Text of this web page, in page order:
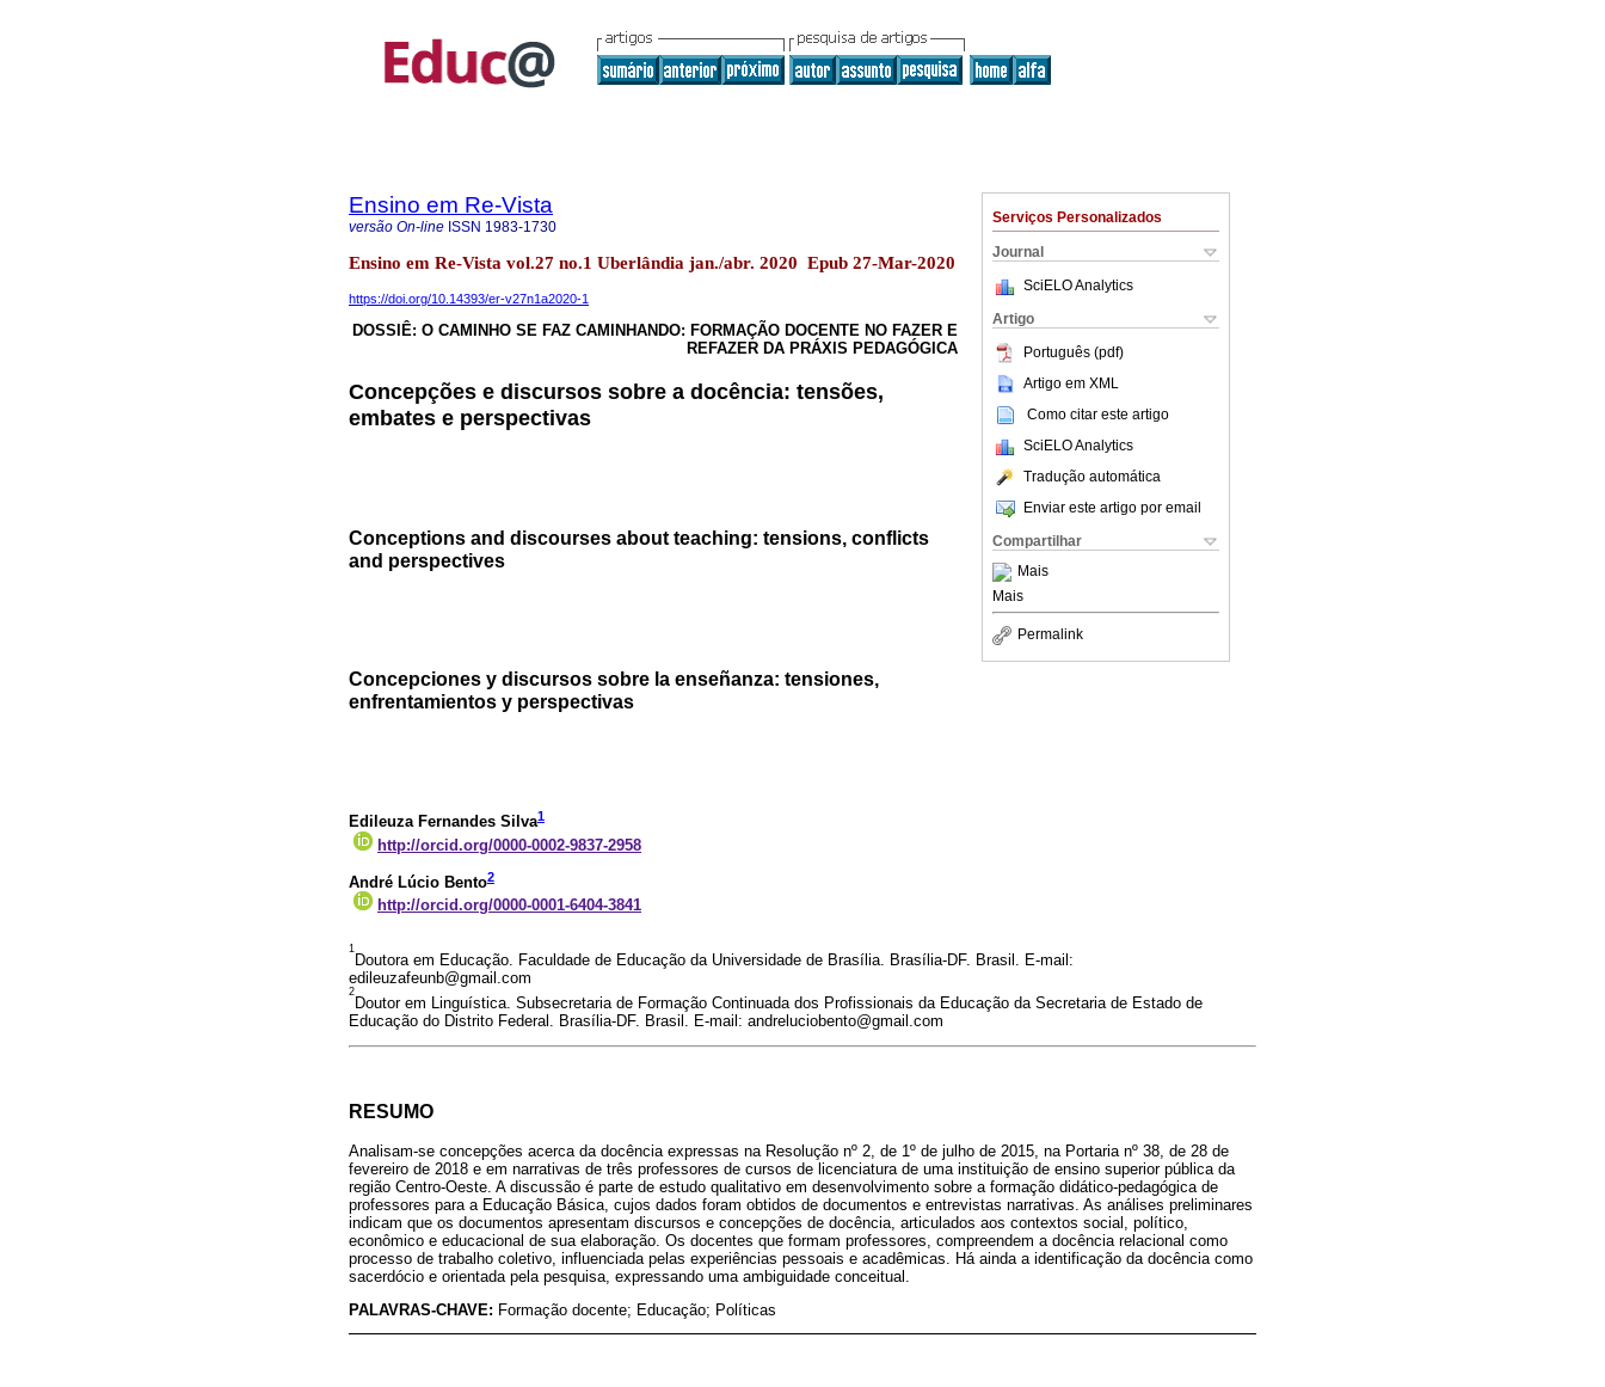
Serviços Personalizados
Journal
SciELO Analytics
Artigo
Português (pdf)
Artigo em XML
Como citar este artigo
SciELO Analytics
Tradução automática
Enviar este artigo por email
Compartilhar
Mais
Mais
Permalink
Ensino em Re-Vista
versão On-line ISSN 1983-1730
Ensino em Re-Vista vol.27 no.1 Uberlândia jan./abr. 2020 Epub 27-Mar-2020
https://doi.org/10.14393/er-v27n1a2020-1
DOSSIÊ: O CAMINHO SE FAZ CAMINHANDO: FORMAÇÃO DOCENTE NO FAZER E
REFAZER DA PRÁXIS PEDAGÓGICA
Concepções e discursos sobre a docência: tensões,
embates e perspectivas
Conceptions and discourses about teaching: tensions, conflicts
and perspectives
Concepciones y discursos sobre la enseñanza: tensiones,
enfrentamientos y perspectivas
Edileuza Fernandes Silva1
http://orcid.org/0000-0002-9837-2958
André Lúcio Bento2
http://orcid.org/0000-0001-6404-3841
1
Doutora em Educação. Faculdade de Educação da Universidade de Brasília. Brasília-DF. Brasil. E-mail:
edileuzafeunb@gmail.com
2
Doutor em Linguística. Subsecretaria de Formação Continuada dos Profissionais da Educação da Secretaria de Estado de
Educação do Distrito Federal. Brasília-DF. Brasil. E-mail: andreluciobento@gmail.com
RESUMO
Analisam-se concepções acerca da docência expressas na Resolução nº 2, de 1º de julho de 2015, na Portaria nº 38, de 28 de
fevereiro de 2018 e em narrativas de três professores de cursos de licenciatura de uma instituição de ensino superior pública da
região Centro-Oeste. A discussão é parte de estudo qualitativo em desenvolvimento sobre a formação didático-pedagógica de
professores para a Educação Básica, cujos dados foram obtidos de documentos e entrevistas narrativas. As análises preliminares
indicam que os documentos apresentam discursos e concepções de docência, articulados aos contextos social, político,
econômico e educacional de sua elaboração. Os docentes que formam professores, compreendem a docência relacional como
processo de trabalho coletivo, influenciada pelas experiências pessoais e acadêmicas. Há ainda a identificação da docência como
sacerdócio e orientada pela pesquisa, expressando uma ambiguidade conceitual.
PALAVRAS-CHAVE: Formação docente; Educação; Políticas